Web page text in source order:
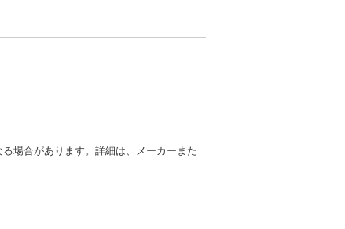
場合があります。詳細は、メーカーまた